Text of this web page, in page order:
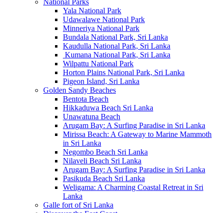
National Parks
Yala National Park
Udawalawe National Park
Minneriya National Park
Bundala National Park, Sri Lanka
Kaudulla National Park, Sri Lanka
Kumana National Park, Sri Lanka
Wilpattu National Park
Horton Plains National Park, Sri Lanka
Pigeon Island, Sri Lanka
Golden Sandy Beaches
Bentota Beach
Hikkaduwa Beach Sri Lanka
Unawatuna Beach
Arugam Bay: A Surfing Paradise in Sri Lanka
Mirissa Beach: A Gateway to Marine Mammoth
in Sri Lanka
Negombo Beach Sri Lanka
Nilaveli Beach Sri Lanka
Arugam Bay: A Surfing Paradise in Sri Lanka
Pasikuda Beach Sri Lanka
Weligama: A Charming Coastal Retreat in Sri
Lanka
Galle fort of Sri Lanka